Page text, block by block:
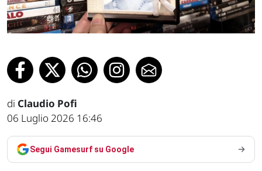
di Claudio Pofi
06 Luglio 2026 16:46
Segui Gamesurf su Google